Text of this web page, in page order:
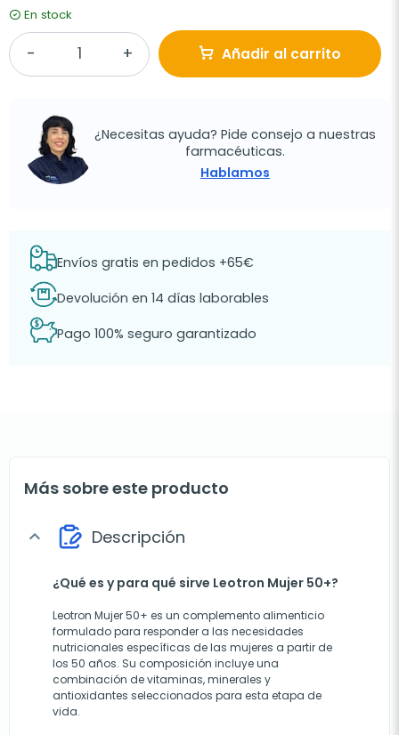
En stock
Añadir al carrito
¿Necesitas ayuda? Pide consejo a nuestras
farmacéuticas.
Hablamos
Envíos gratis en pedidos +65€
Devolución en 14 días laborables
Pago 100% seguro garantizado
Más sobre este producto
expand_more Descripción
¿Qué es y para qué sirve Leotron Mujer 50+?
Leotron Mujer 50+ es un complemento alimenticio
formulado para responder a las necesidades
nutricionales específicas de las mujeres a partir de
los 50 años. Su composición incluye una
combinación de vitaminas, minerales y
antioxidantes seleccionados para esta etapa de
vida.